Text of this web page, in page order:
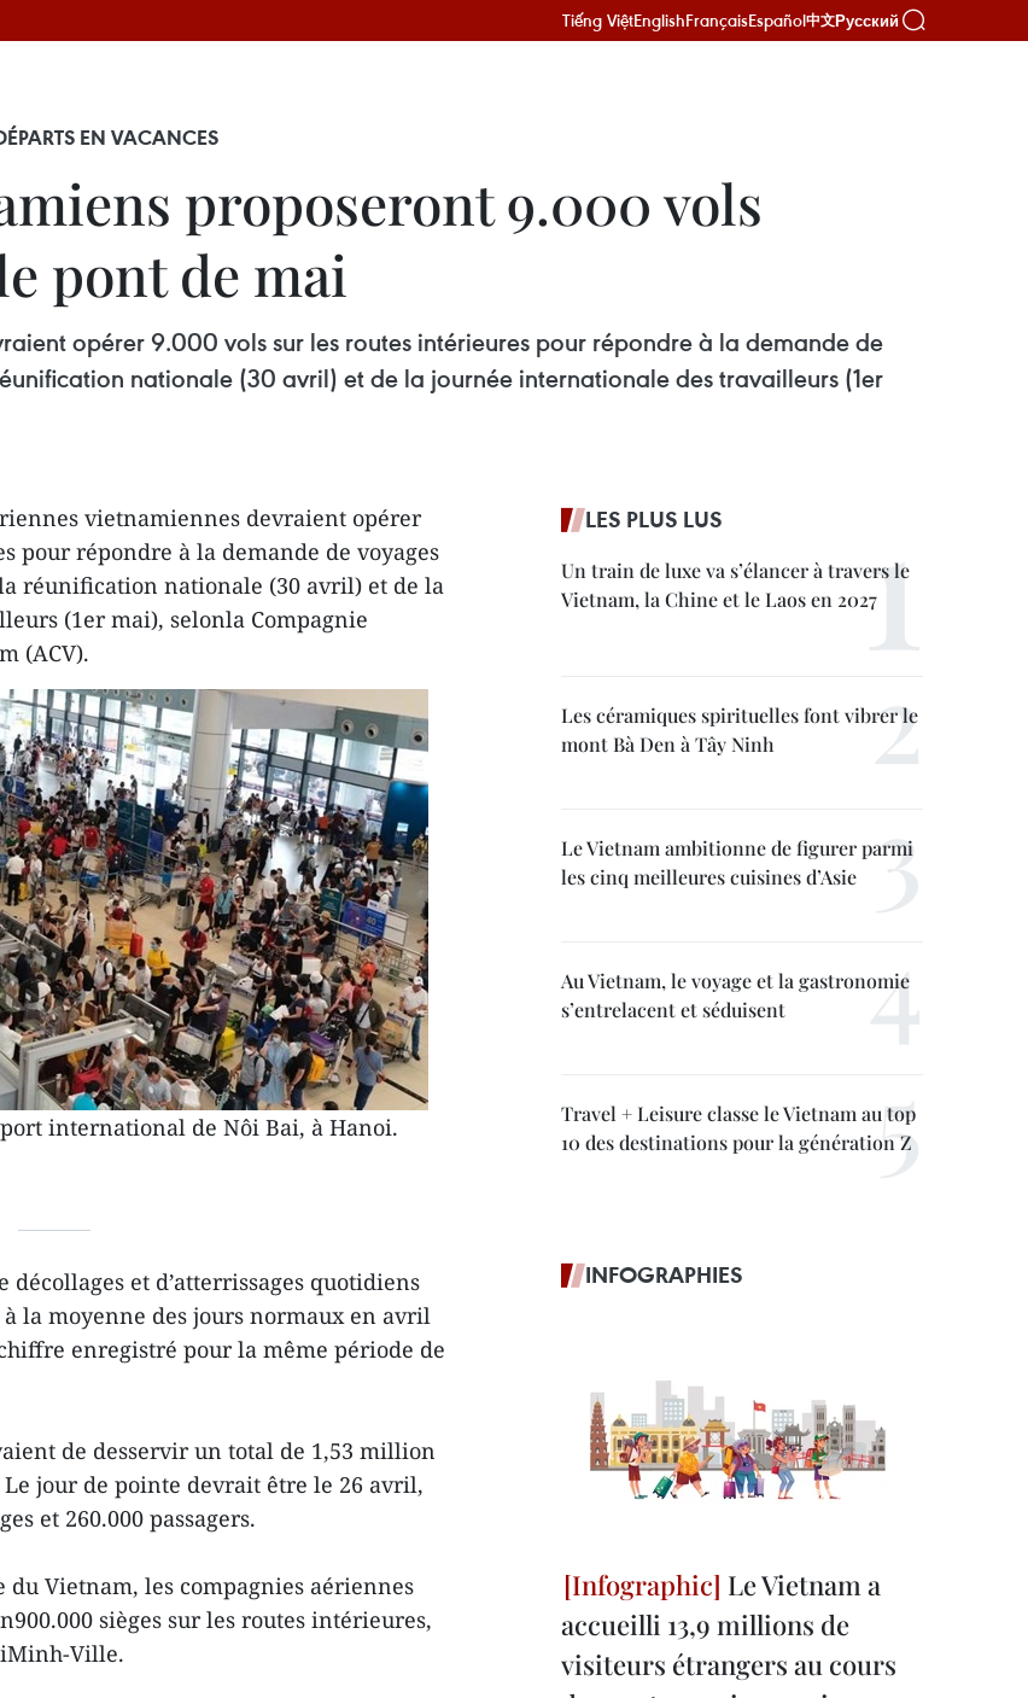
Tiếng ViệtEnglishFrançaisEspañol中文Русский
EN VACANCES
proposeront 9.000 vols
pont de mai
opérer 9.000 vols sur les routes intérieures pour répondre à la demande de
nationale (30 avril) et de la journée internationale des travailleurs (1er
vietnamiennes devraient opérer
pour répondre à la demande de voyages
réunification nationale (30 avril) et de la
(1er mai), selonla Compagnie
(ACV).
international de Nôi Bai, à Hanoi.
et d’atterrissages quotidiens
la moyenne des jours normaux en avril
enregistré pour la même période de
de desservir un total de 1,53 million
Le jour de pointe devrait être le 26 avril,
et 260.000 passagers.
du Vietnam, les compagnies aériennes
sièges sur les routes intérieures,
Ville.
LES PLUS LUS
Un train de luxe va s’élancer à travers le
Vietnam, la Chine et le Laos en 2027
Les céramiques spirituelles font vibrer le
mont Bà Den à Tây Ninh
Le Vietnam ambitionne de figurer parmi
les cinq meilleures cuisines d’Asie
Au Vietnam, le voyage et la gastronomie
s’entrelacent et séduisent
Travel + Leisure classe le Vietnam au top
10 des destinations pour la génération Z
INFOGRAPHIES
Le Vietnam a
accueilli 13,9 millions de
visiteurs étrangers au cours